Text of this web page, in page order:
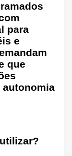
para
e
que